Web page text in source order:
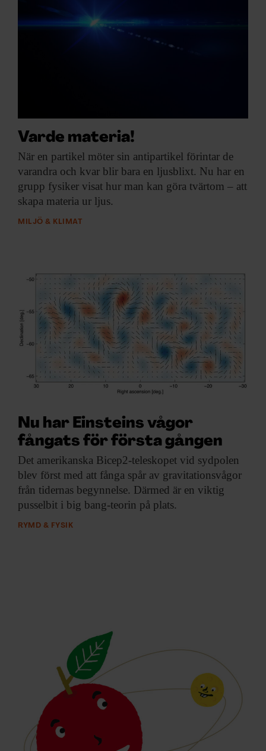
Varde materia!
När en partikel möter sin antipartikel förintar de
varandra och kvar blir bara en ljusblixt. Nu har en
grupp fysiker visat hur man kan göra tvärtom – att
skapa materia ur ljus.
MILJÖ & KLIMAT
Nu har Einsteins vågor
fångats för första gången
Det amerikanska Bicep2-teleskopet vid sydpolen
blev först med att fånga spår av gravitationsvågor
från tidernas begynnelse. Därmed är en viktig
pusselbit i big bang-teorin på plats.
RYMD & FYSIK